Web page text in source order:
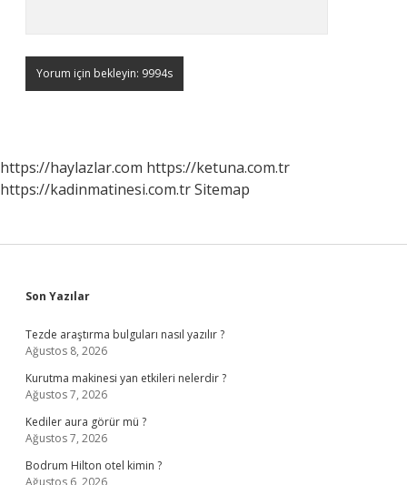
https://haylazlar.com https://ketuna.com.tr
https://kadinmatinesi.com.trSitemap
Sidebar
Son Yazılar
Tezde araştırma bulguları nasıl yazılır ?
Ağustos 8, 2026
Kurutma makinesi yan etkileri nelerdir ?
Ağustos 7, 2026
Kediler aura görür mü ?
Ağustos 7, 2026
Bodrum Hilton otel kimin ?
Ağustos 6, 2026